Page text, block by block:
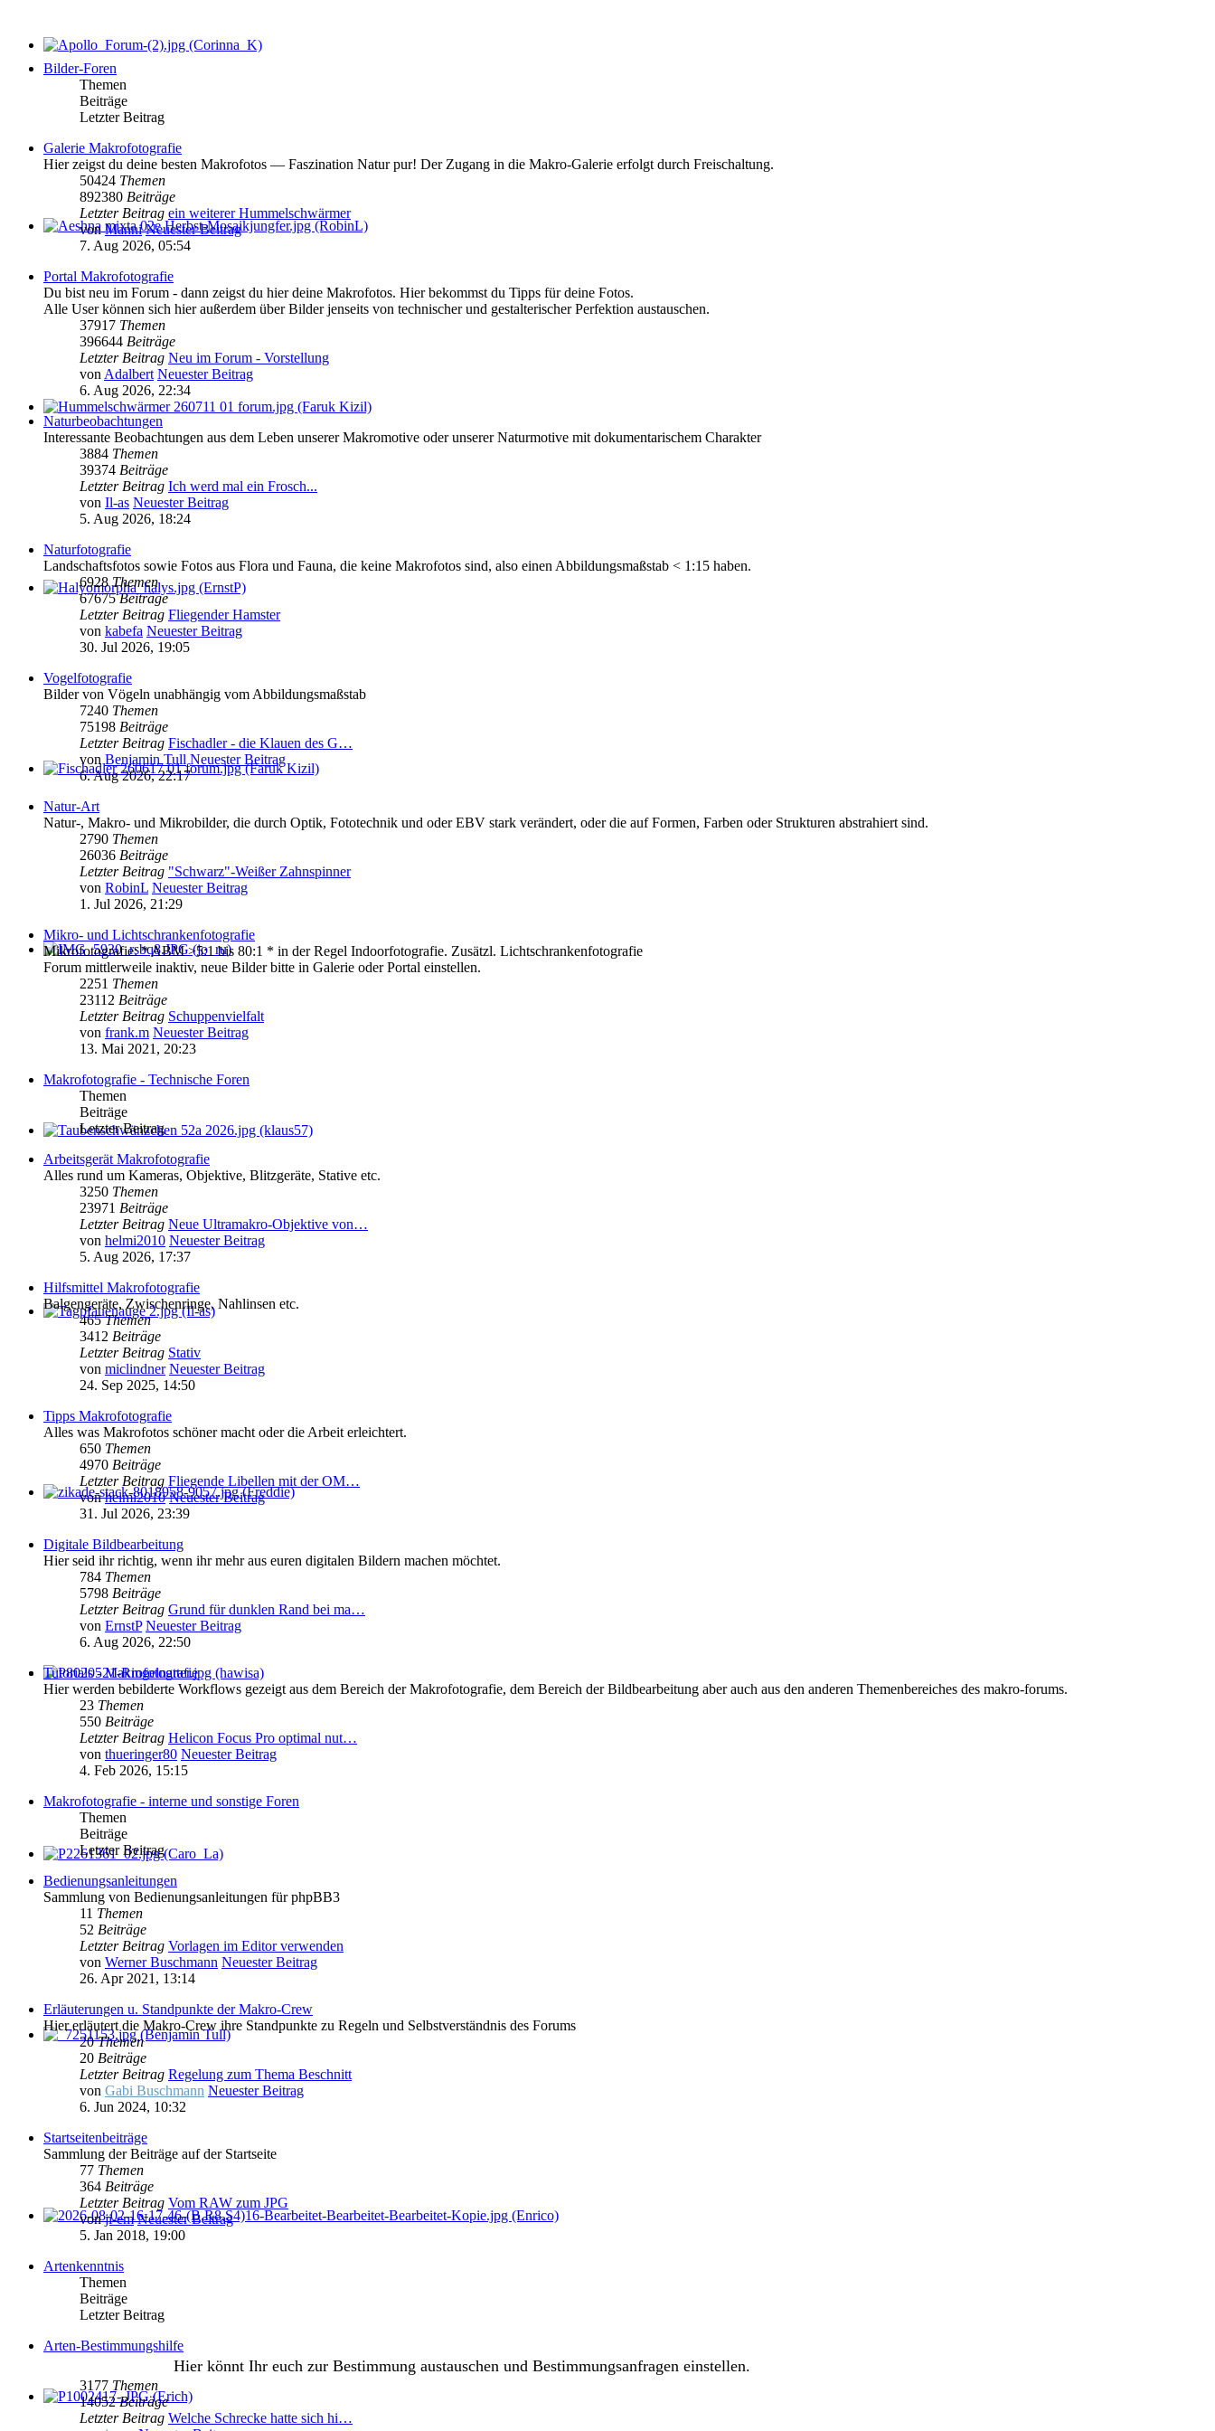
Bilder-Foren
Themen
Beiträge
Letzter Beitrag
Galerie Makrofotografie
Hier zeigst du deine besten Makrofotos — Faszination Natur pur! Der Zugang in die Makro-Galerie erfolgt durch Freischaltung.
50424 Themen
892380 Beiträge
Letzter Beitrag ein weiterer Hummelschwärmer
vonManni Neuester Beitrag
7. Aug 2026, 05:54
Portal Makrofotografie
Du bist neu im Forum - dann zeigst du hier deine Makrofotos. Hier bekommst du Tipps für deine Fotos.
Alle User können sich hier außerdem über Bilder jenseits von technischer und gestalterischer Perfektion austauschen.
37917 Themen
396644 Beiträge
Letzter Beitrag Neu im Forum - Vorstellung
von Adalbert Neuester Beitrag
6. Aug 2026, 22:34
Naturbeobachtungen
Interessante Beobachtungen aus dem Leben unserer Makromotive oder unserer Naturmotive mit dokumentarischem Charakter
3884 Themen
39374 Beiträge
Letzter Beitrag Ich werd mal ein Frosch...
von Il-as Neuester Beitrag
5. Aug 2026, 18:24
Naturfotografie
Landschaftsfotos sowie Fotos aus Flora und Fauna, die keine Makrofotos sind, also einen Abbildungsmaßstab < 1:15 haben.
6928Themen
67675Beiträge
Letzter Beitrag Fliegender Hamster
von kabefa Neuester Beitrag
30. Jul 2026, 19:05
Vogelfotografie
Bilder von Vögeln unabhängig vom Abbildungsmaßstab
7240 Themen
75198 Beiträge
Letzter Beitrag Fischadler - die Klauen des G…
von Benjamin Tull Neuester Beitrag
6. Aug 2026, 22:17
Natur-Art
Natur-, Makro- und Mikrobilder, die durch Optik, Fototechnik und oder EBV stark verändert, oder die auf Formen, Farben oder Strukturen abstrahiert sind.
2790 Themen
26036 Beiträge
Letzter Beitrag "Schwarz"-Weißer Zahnspinner
von RobinL Neuester Beitrag
1. Jul 2026, 21:29
Mikro- und Lichtschrankenfotografie
Mikrofotografie: * ABM >5:1 bis 80:1 * in der Regel Indoorfotografie. Zusätzl. Lichtschrankenfotografie
Forum mittlerweile inaktiv, neue Bilder bitte in Galerie oder Portal einstellen.
2251 Themen
23112 Beiträge
Letzter Beitrag Schuppenvielfalt
von frank.m Neuester Beitrag
13. Mai 2021, 20:23
Makrofotografie - Technische Foren
Themen
Beiträge
Letzter Beitrag
Arbeitsgerät Makrofotografie
Alles rund um Kameras, Objektive, Blitzgeräte, Stative etc.
3250 Themen
23971 Beiträge
Letzter Beitrag Neue Ultramakro-Objektive von…
von helmi2010 Neuester Beitrag
5. Aug 2026, 17:37
Hilfsmittel Makrofotografie
Balgengeräte, Zwischenringe, Nahlinsen etc.
465Themen
3412 Beiträge
Letzter Beitrag Stativ
von miclindner Neuester Beitrag
24. Sep 2025, 14:50
Tipps Makrofotografie
Alles was Makrofotos schöner macht oder die Arbeit erleichtert.
650 Themen
4970 Beiträge
Letzter Beitrag Fliegende Libellen mit der OM…
vonhelmi2010 Neuester Beitrag
31. Jul 2026, 23:39
Digitale Bildbearbeitung
Hier seid ihr richtig, wenn ihr mehr aus euren digitalen Bildern machen möchtet.
784 Themen
5798 Beiträge
Letzter Beitrag Grund für dunklen Rand bei ma…
von ErnstP Neuester Beitrag
6. Aug 2026, 22:50
Tutorials - Makrofotografie
Hier werden bebilderte Workflows gezeigt aus dem Bereich der Makrofotografie, dem Bereich der Bildbearbeitung aber auch aus den anderen Themenbereiches des makro-forums.
23 Themen
550 Beiträge
Letzter Beitrag Helicon Focus Pro optimal nut…
von thueringer80 Neuester Beitrag
4. Feb 2026, 15:15
Makrofotografie - interne und sonstige Foren
Themen
Beiträge
Letzter Beitrag
Bedienungsanleitungen
Sammlung von Bedienungsanleitungen für phpBB3
11 Themen
52 Beiträge
Letzter Beitrag Vorlagen im Editor verwenden
von Werner Buschmann Neuester Beitrag
26. Apr 2021, 13:14
Erläuterungen u. Standpunkte der Makro-Crew
Hier erläutert die Makro-Crew ihre Standpunkte zu Regeln und Selbstverständnis des Forums
20Themen
20 Beiträge
Letzter Beitrag Regelung zum Thema Beschnitt
von Gabi Buschmann Neuester Beitrag
6. Jun 2024, 10:32
Startseitenbeiträge
Sammlung der Beiträge auf der Startseite
77 Themen
364 Beiträge
Letzter Beitrag Vom RAW zum JPG
vonji-em Neuester Beitrag
5. Jan 2018, 19:00
Artenkenntnis
Themen
Beiträge
Letzter Beitrag
Arten-Bestimmungshilfe
Hier könnt Ihr euch zur Bestimmung austauschen und Bestimmungsanfragen einstellen.
3177 Themen
14052Beiträge
Letzter Beitrag Welche Schrecke hatte sich hi…